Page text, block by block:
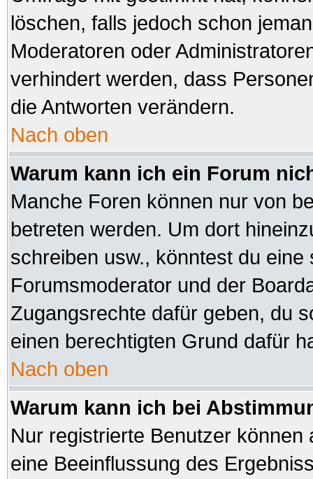
löschen, falls jedoch schon
Moderatoren oder
verhindert werden, dass
die Antworten verändern.
Nach oben
Warum kann ich ein Forum
Manche Foren können nur von
betreten werden. Um dort
schreiben usw., könntest du
Forumsmoderator und der
Zugangsrechte dafür geben, du
einen berechtigten Grund dafür
Nach oben
Warum kann ich bei
Nur registrierte Benutzer
eine Beeinflussung des